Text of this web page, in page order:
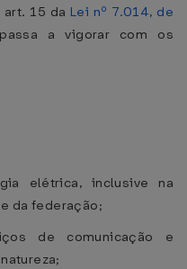
15 da Lei nº 7.014, de
a vigorar com os
elétrica, inclusive na
da federação;
de comunicação e